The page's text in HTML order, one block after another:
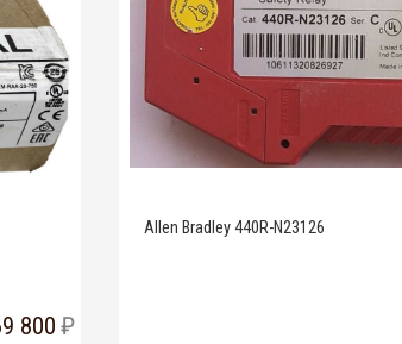
800
Allen Bradley 440R-N23126